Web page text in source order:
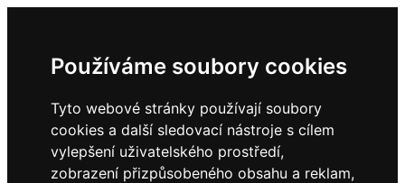
Používáme soubory cookies
Tyto webové stránky používají soubory
cookies a další sledovací nástroje s cílem
vylepšení uživatelského prostředí,
zobrazení přizpůsobeného obsahu a reklam,